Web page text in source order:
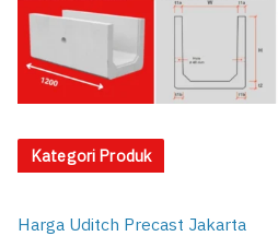
Kategori Produk
Harga Uditch Precast Jakarta